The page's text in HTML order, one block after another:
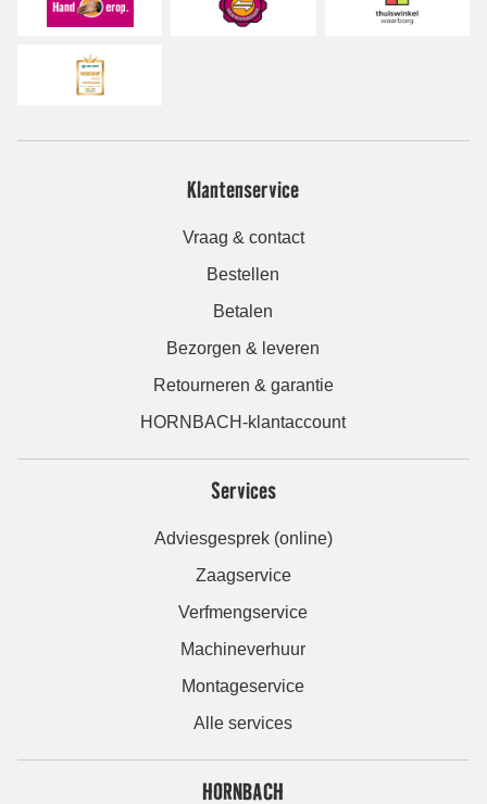
Klantenservice
Vraag & contact
Bestellen
Betalen
Bezorgen & leveren
Retourneren & garantie
HORNBACH-klantaccount
Services
Adviesgesprek (online)
Zaagservice
Verfmengservice
Machineverhuur
Montageservice
Alle services
HORNBACH